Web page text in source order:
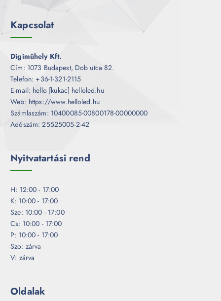
Kapcsolat
Digiműhely Kft.
Cím: 1073 Budapest, Dob utca 82.
Telefon: +36-1-321-2115
E-mail: hello [kukac] helloled.hu
Web: https://www.helloled.hu
Számlaszám: 10400085-00800178-00000000
Adószám: 25525005-2-42
Nyitvatartási rend
H: 12:00 - 17:00
K: 10:00 - 17:00
Sze: 10:00 - 17:00
Cs: 10:00 - 17:00
P: 10:00 - 17:00
Szo: zárva
V: zárva
Oldalak